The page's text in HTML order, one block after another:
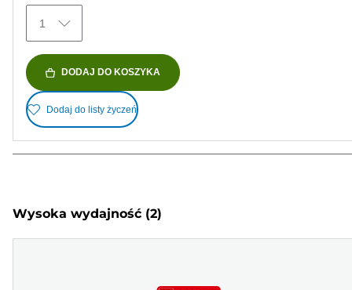
1
DODAJ DO KOSZYKA
Dodaj do listy życzeń
Wysoka wydajność (2)